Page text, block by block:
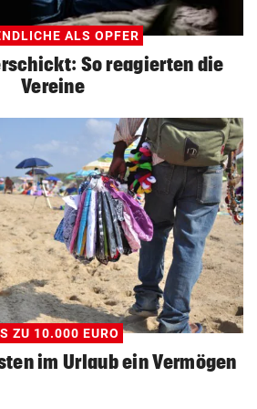
ALS OPFER
So reagierten die
Vereine
ZU 10.000 EURO
im Urlaub ein Vermögen